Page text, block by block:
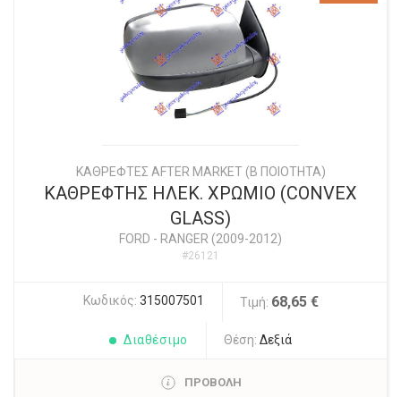
ΚΑΘΡΕΦΤΕΣ AFTER MARKET (Β ΠΟΙΟΤΗΤΑ)
ΚΑΘΡΕΦΤΗΣ ΗΛΕΚ. ΧΡΩΜΙΟ (CONVEX
GLASS)
FORD - RANGER (2009-2012)
#26121
Κωδικός: 315007501 Τιμή: 68,65 €
Διαθέσιμο Θέση: Δεξιά
ΠΡΟΒΟΛΗ